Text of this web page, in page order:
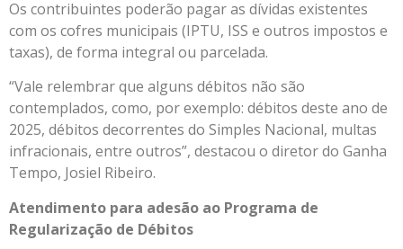
Os contribuintes poderão pagar as dívidas existentes
com os cofres municipais (IPTU, ISS e outros impostos e
taxas), de forma integral ou parcelada.
“Vale relembrar que alguns débitos não são
contemplados, como, por exemplo: débitos deste ano de
2025, débitos decorrentes do Simples Nacional, multas
infracionais, entre outros”, destacou o diretor do Ganha
Tempo, Josiel Ribeiro.
Atendimento para adesão ao Programa de
Regularização de Débitos